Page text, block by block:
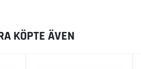
KÖPTE ÄVEN